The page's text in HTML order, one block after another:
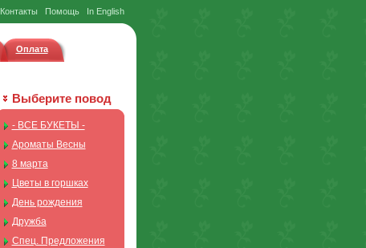
Контакты Помощь In English
Оплата
Выберите повод
- ВСЕ БУКЕТЫ -
Ароматы Весны
8 марта
Цветы в горшках
День рождения
Дружба
Спец. Предложения